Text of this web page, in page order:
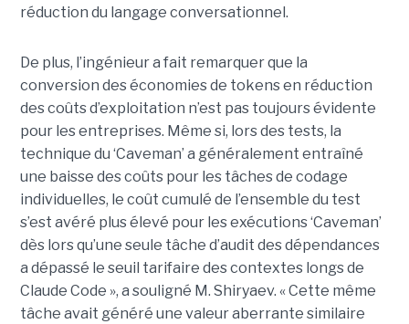
réduction du langage conversationnel.
De plus, l’ingénieur a fait remarquer que la
conversion des économies de tokens en réduction
des coûts d’exploitation n’est pas toujours évidente
pour les entreprises. Même si, lors des tests, la
technique du ‘Caveman’ a généralement entraîné
une baisse des coûts pour les tâches de codage
individuelles, le coût cumulé de l’ensemble du test
s’est avéré plus élevé pour les exécutions ‘Caveman’
dès lors qu’une seule tâche d’audit des dépendances
a dépassé le seuil tarifaire des contextes longs de
Claude Code », a souligné M. Shiryaev. « Cette même
tâche avait généré une valeur aberrante similaire